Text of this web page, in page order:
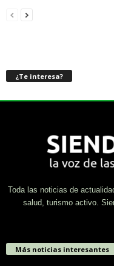
¿Te interesa?
Toda las noticias de
salud, turismo activo.
Más noticias interesantes